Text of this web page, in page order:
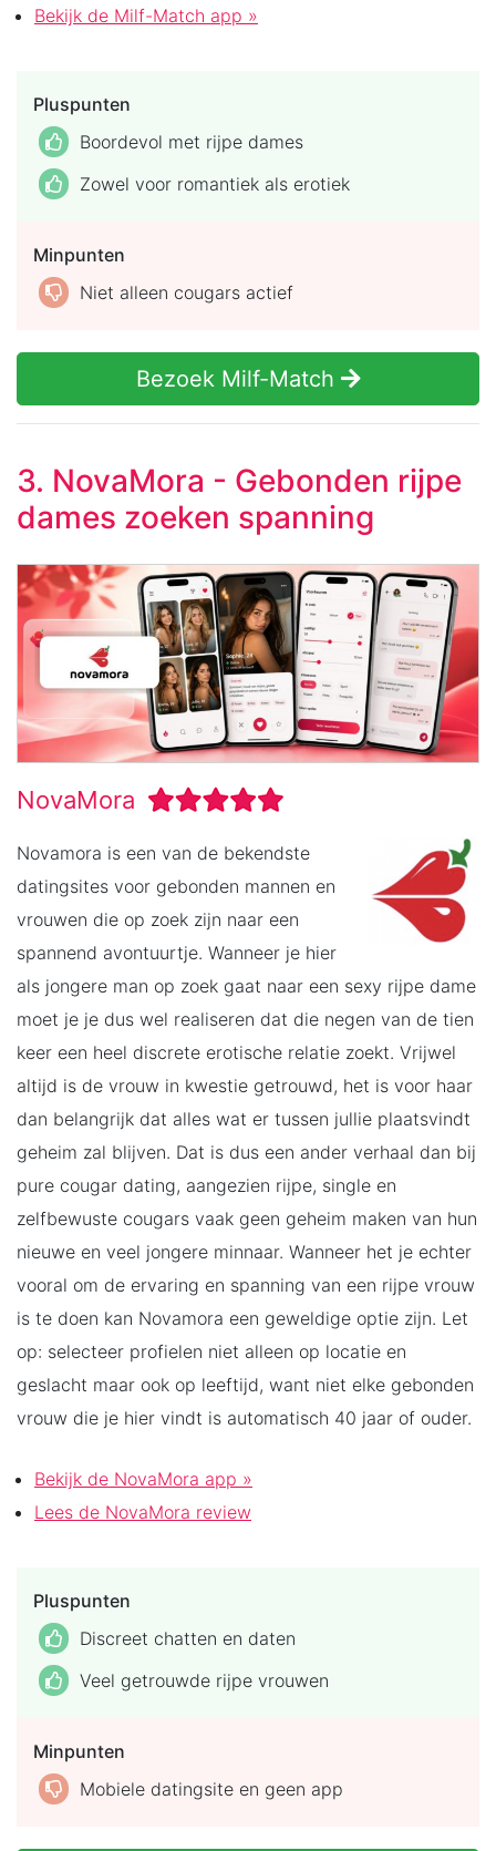
Bekijk de Milf-Match app »
Pluspunten
Boordevol met rijpe dames
Zowel voor romantiek als erotiek
Minpunten
Niet alleen cougars actief
Bezoek Milf-Match
3. NovaMora - Gebonden rijpe
dames zoeken spanning
NovaMora
Novamora is een van de bekendste
datingsites voor gebonden mannen en
vrouwen die op zoek zijn naar een
spannend avontuurtje. Wanneer je hier
als jongere man op zoek gaat naar een sexy rijpe dame
moet je je dus wel realiseren dat die negen van de tien
keer een heel discrete erotische relatie zoekt. Vrijwel
altijd is de vrouw in kwestie getrouwd, het is voor haar
dan belangrijk dat alles wat er tussen jullie plaatsvindt
geheim zal blijven. Dat is dus een ander verhaal dan bij
pure cougar dating, aangezien rijpe, single en
zelfbewuste cougars vaak geen geheim maken van hun
nieuwe en veel jongere minnaar. Wanneer het je echter
vooral om de ervaring en spanning van een rijpe vrouw
is te doen kan Novamora een geweldige optie zijn. Let
op: selecteer profielen niet alleen op locatie en
geslacht maar ook op leeftijd, want niet elke gebonden
vrouw die je hier vindt is automatisch 40 jaar of ouder.
Bekijk de NovaMora app »
Lees de NovaMora review
Pluspunten
Discreet chatten en daten
Veel getrouwde rijpe vrouwen
Minpunten
Mobiele datingsite en geen app